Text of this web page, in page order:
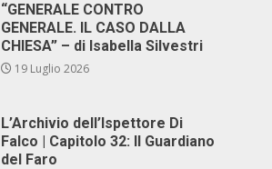
“GENERALE CONTRO
GENERALE. IL CASO DALLA
CHIESA” – di Isabella Silvestri
19 Luglio 2026
L’Archivio dell’Ispettore Di
Falco | Capitolo 32: Il Guardiano
del Faro